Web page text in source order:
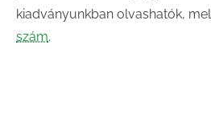
kiadványunkban olvashatók,
szám.